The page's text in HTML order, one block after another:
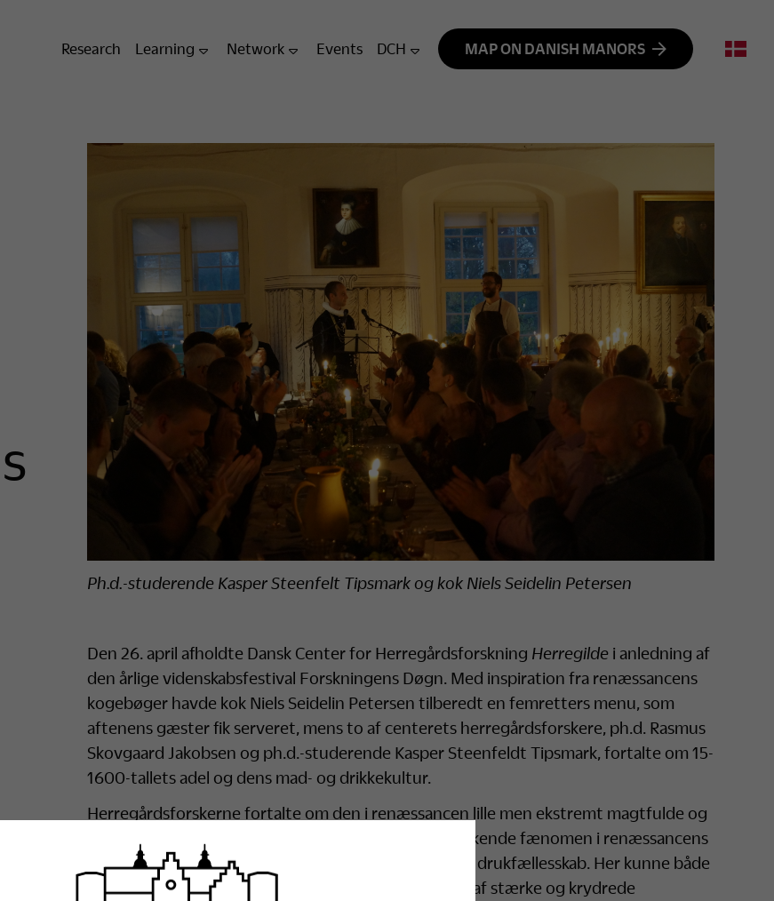
Research Learning Network Events DCH MAP ON DANISH MANORS
Ph.d.-studerende Kasper Steenfelt Tipsmark og kok Niels Seidelin Petersen
Den 26. april afholdte Dansk Center for Herregårdsforskning Herregilde i anledning af
den årlige videnskabsfestival Forskningens Døgn. Med inspiration fra renæssancens
kogebøger havde kok Niels Seidelin Petersen tilberedt en femretters menu, som
aftenens gæster fik serveret, mens to af centerets herregårdsforskere, ph.d. Rasmus
Skovgaard Jakobsen og ph.d.-studerende Kasper Steenfeldt Tipsmark, fortalte om 15-
1600-tallets adel og dens mad- og drikkekultur.
Herregårdsforskerne fortalte om den i renæssancen lille men ekstremt magtfulde og
selvbevidste adelsstand. Herregildet var et fremherskende fænomen i renæssancens
elitemiljøer og var karakteriseret af et umådeholdent drukfællesskab. Her kunne både
mad og drikke være raffineret, overdådig og præget af stærke og krydrede